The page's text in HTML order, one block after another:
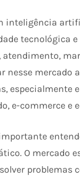
inteligência
tecnológica
atendimento,
nesse mercado
especialmente
e-commerce e
O mercado
problemas